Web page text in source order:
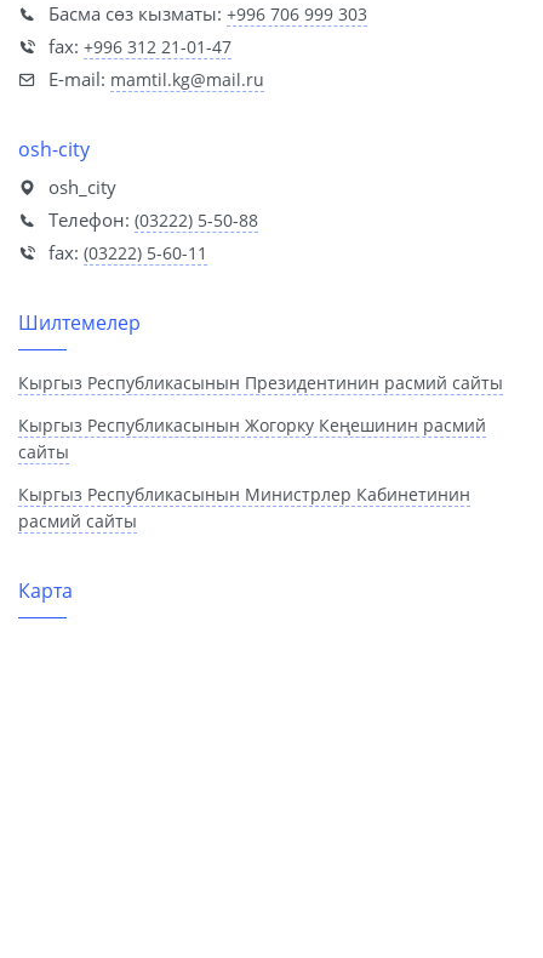
Басма сөз кызматы: +996 706 999 303
fax: +996 312 21-01-47
E-mail: mamtil.kg@mail.ru
osh-city
osh_city
Телефон: (03222) 5-50-88
fax: (03222) 5-60-11
Шилтемелер
Кыргыз Республикасынын Президентинин расмий сайты
Кыргыз Республикасынын Жогорку Кеңешинин расмий
сайты
Кыргыз Республикасынын Министрлер Кабинетинин
расмий сайты
Карта